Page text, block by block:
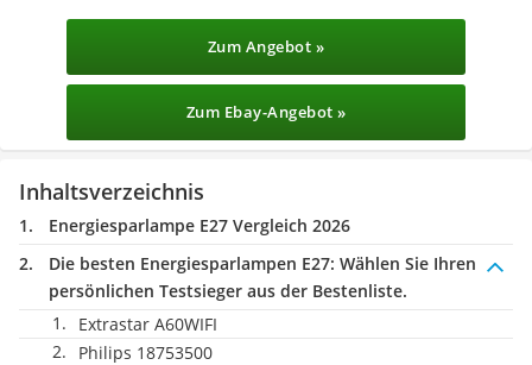
Zum Angebot »
Zum Ebay-Angebot »
Inhaltsverzeichnis
Energiesparlampe E27 Vergleich 2026
Die besten Energiesparlampen E27: Wählen Sie Ihren
persönlichen Testsieger aus der Bestenliste.
Extrastar A60WIFI
Philips 18753500